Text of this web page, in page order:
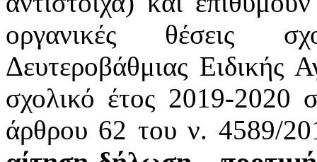
οργανικές θέσεις
Δευτεροβάθμιας Ειδικής
σχολικό έτος 2019-2020
άρθρου 62 του ν. 4589/